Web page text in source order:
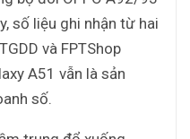
số liệu ghi nhận từ hai
và FPTShop
A51 vẫn là sản
số.